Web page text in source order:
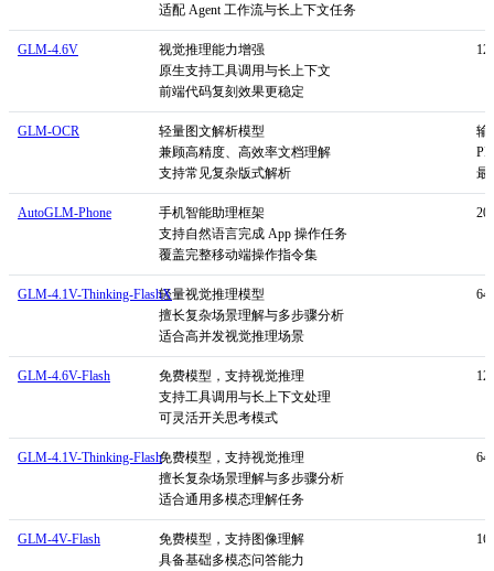
适配 Agent 工作流与长上下文任务
GLM-4.6V
视觉推理能力增强
原生支持工具调用与长上下文
前端代码复刻效果更稳定
GLM-OCR
轻量图文解析模型
兼顾高精度、高效率文档理解
支持常见复杂版式解析
输
最
AutoGLM-Phone
手机智能助理框架
支持自然语言完成 App 操作任务
覆盖完整移动端操作指令集
GLM-4.1V-Thinking-FlashX轻量视觉推理模型
擅长复杂场景理解与多步骤分析
适合高并发视觉推理场景
GLM-4.6V-Flash
免费模型，支持视觉推理
支持工具调用与长上下文处理
可灵活开关思考模式
GLM-4.1V-Thinking-Flash免费模型，支持视觉推理
擅长复杂场景理解与多步骤分析
适合通用多模态理解任务
GLM-4V-Flash
免费模型，支持图像理解
具备基础多模态问答能力